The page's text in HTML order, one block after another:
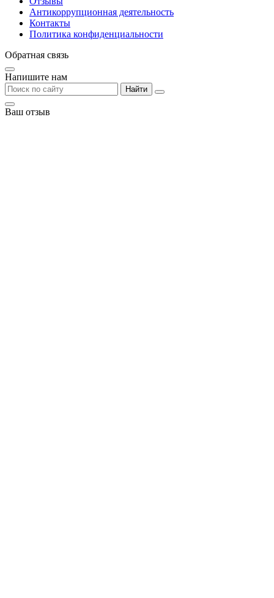
Антикоррупционная деятельность
Контакты
Политика конфиденциальности
Обратная связь
Напишите нам
Найти
Ваш отзыв